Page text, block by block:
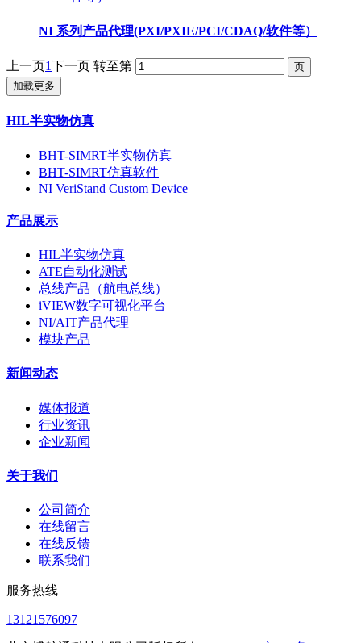
NI 系列产品代理(PXI/PXIE/PCI/CDAQ/软件等）
上一页1下一页 转至第
加载更多
HIL半实物仿真
BHT-SIMRT半实物仿真
BHT-SIMRT仿真软件
NI VeriStand Custom Device
产品展示
HIL半实物仿真
ATE自动化测试
总线产品（航电总线）
iVIEW数字可视化平台
NI/AIT产品代理
模块产品
新闻动态
媒体报道
行业资讯
企业新闻
关于我们
公司简介
在线留言
在线反馈
联系我们
服务热线
13121576097